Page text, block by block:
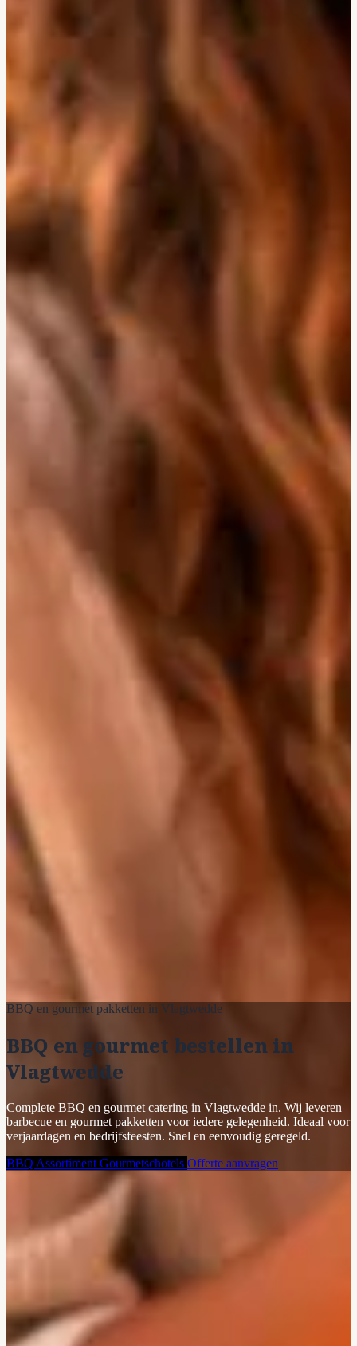
BBQ en gourmet pakketten in Vlagtwedde
BBQ en gourmet bestellen in
Vlagtwedde
Complete BBQ en gourmet catering in Vlagtwedde in. Wij leveren
barbecue en gourmet pakketten voor iedere gelegenheid. Ideaal voor
verjaardagen en bedrijfsfeesten. Snel en eenvoudig geregeld.
BBQ Assortiment Gourmetschotels Offerte aanvragen